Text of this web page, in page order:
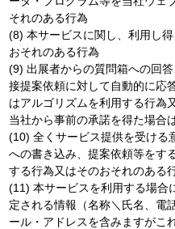
それのある行為
(8) 本サービスに関し、利用し
おそれのある行為
(9) 出展者からの質問箱への回
接提案依頼に対して自動的に応
はアルゴリズムを利用する行為
当社から事前の承諾を得た場合
(10) 全くサービス提供を受ける
への書き込み、提案依頼等をす
する行為又はそのおそれのある
(11) 本サービスを利用する場合
定される情報（名称＼氏名、電
ール・アドレスを含みますがこ